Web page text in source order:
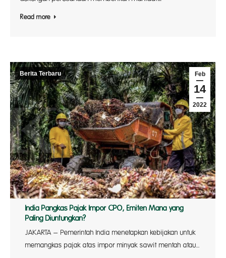
Read more
Feb
14
2022
Berita Terbaru
India Pangkas Pajak Impor CPO, Emiten Mana yang
Paling Diuntungkan?
JAKARTA – Pemerintah India menetapkan kebijakan untuk
memangkas pajak atas impor minyak sawit mentah atau…